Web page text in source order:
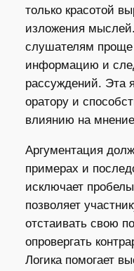
только красотой
изложения
слушателям
информацию и
рассуждений. Эта
оратору и
влиянию на
Аргументация
примерах и
исключает
позволяет
отстаивать свою
опровергать
Логика помогает